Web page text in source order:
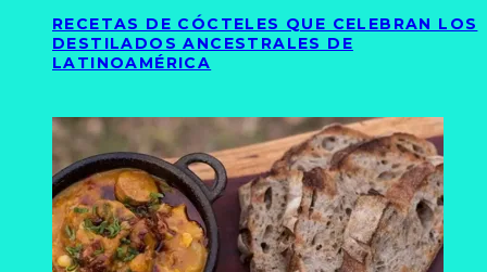
RECETAS DE CÓCTELES QUE CELEBRAN LOS
DESTILADOS ANCESTRALES DE
LATINOAMÉRICA